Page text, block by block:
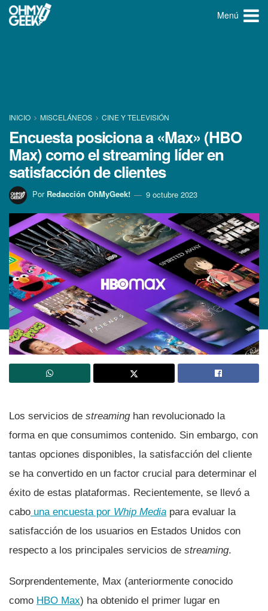
Menú
INICIO MISCELÁNEOS CINE Y TELEVISIÓN
Encuesta posiciona a «Max» (HBO
Max) como el streaming líder en
satisfacción de clientes
Por Redacción OhMyGeek! 9 octubre 2023
Los servicios de streaminghan revolucionado la
forma en que consumimos contenido. Sin embargo, con
tantas opciones disponibles, la satisfacción del cliente
se ha convertido en un factor crucial para determinar el
éxito de estas plataformas. Recientemente, se llevó a
cabo una encuesta por Whip Media para evaluar la
satisfacción de los usuarios en Estados Unidos con
respecto a los principales servicios de streaming.
Sorprendentemente, Max (anteriormente conocido
como HBO Max) ha obtenido el primer lugar en